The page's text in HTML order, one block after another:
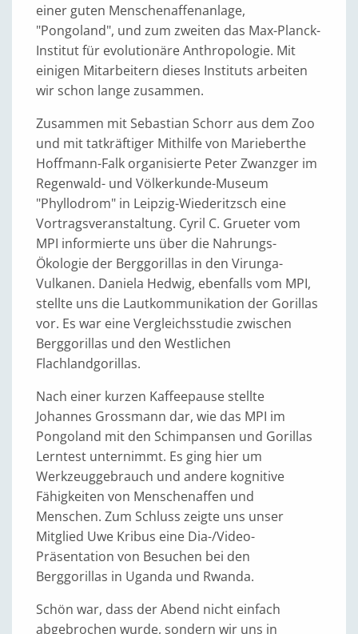
einer guten Menschenaffenanlage,
"Pongoland", und zum zweiten das Max-Planck-
Institut für evolutionäre Anthropologie. Mit
einigen Mitarbeitern dieses Instituts arbeiten
wir schon lange zusammen.
Zusammen mit Sebastian Schorr aus dem Zoo
und mit tatkräftiger Mithilfe von Marieberthe
Hoffmann-Falk organisierte Peter Zwanzger im
Regenwald- und Völkerkunde-Museum
"Phyllodrom" in Leipzig-Wiederitzsch eine
Vortragsveranstaltung. Cyril C. Grueter vom
MPI informierte uns über die Nahrungs-
Ökologie der Berggorillas in den Virunga-
Vulkanen. Daniela Hedwig, ebenfalls vom MPI,
stellte uns die Lautkommunikation der Gorillas
vor. Es war eine Vergleichsstudie zwischen
Berggorillas und den Westlichen
Flachlandgorillas.
Nach einer kurzen Kaffeepause stellte
Johannes Grossmann dar, wie das MPI im
Pongoland mit den Schimpansen und Gorillas
Lerntest unternimmt. Es ging hier um
Werkzeuggebrauch und andere kognitive
Fähigkeiten von Menschenaffen und
Menschen. Zum Schluss zeigte uns unser
Mitglied Uwe Kribus eine Dia-/Video-
Präsentation von Besuchen bei den
Berggorillas in Uganda und Rwanda.
Schön war, dass der Abend nicht einfach
abgebrochen wurde, sondern wir uns in